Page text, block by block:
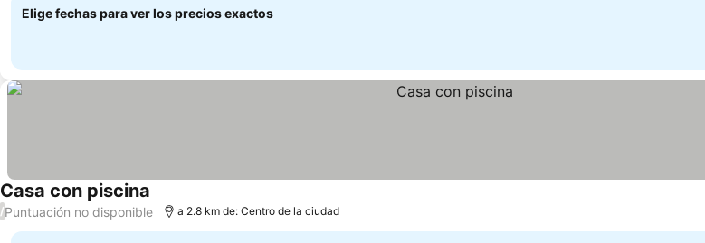
Elige fechas para ver los precios exactos
Casa con piscina Ver precios
/Puntuación no disponible a 2.8 km de: Centro de la ciudad